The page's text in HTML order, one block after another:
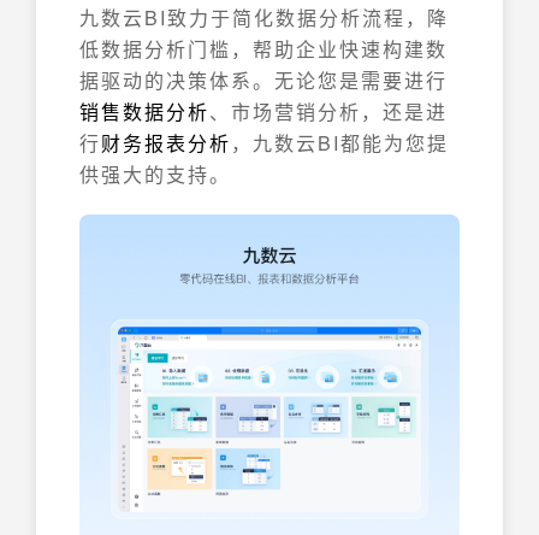
九数云BI致力于简化数据分析流程，降
低数据分析门槛，帮助企业快速构建数
据驱动的决策体系。无论您是需要进行
销售数据分析、市场营销分析，还是进
行财务报表分析 ，九数云BI都能为您提
供强大的支持。